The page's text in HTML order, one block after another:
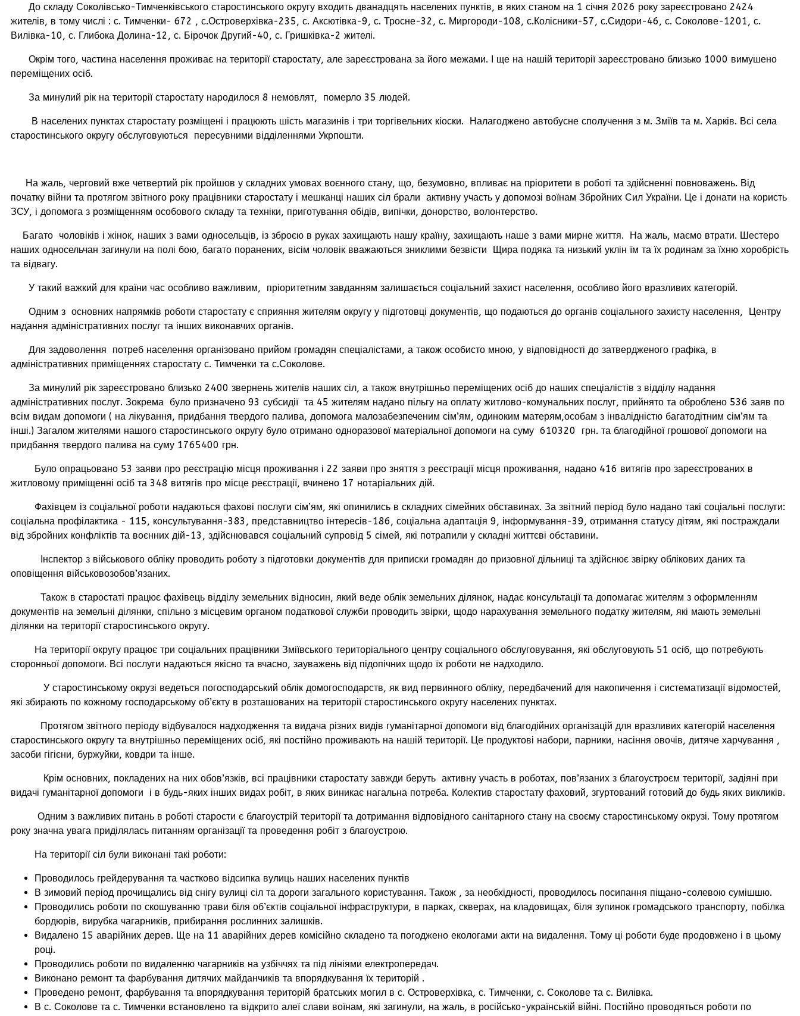
До складу Соколівсько-Тимченківського старостинського округу входить дванадцять населених пунктів, в яких станом на 1 січня 2026 року зареєстровано 2424
жителів, в тому числі : с. Тимченки- 672 , с.Островерхівка-235, с. Аксютівка-9, с. Тросне-32, с. Миргороди-108, с.Колісники-57, с.Сидори-46, с. Соколове-1201, с.
Вилівка-10, с. Глибока Долина-12, с. Бірочок Другий-40, с. Гришківка-2 жителі.
Окрім того, частина населення проживає на території старостату, але зареєстрована за його межами. І ще на нашій території зареєстровано близько 1000 вимушено
переміщених осіб.
За минулий рік на території старостату народилося 8 немовлят, померло 35 людей.
В населених пунктах старостату розміщені і працюють шість магазинів і три торгівельних кіоски. Налагоджено автобусне сполучення з м. Зміїв та м. Харків. Всі села
старостинського округу обслуговуються пересувними відділеннями Укрпошти.
На жаль, черговий вже четвертий рік пройшов у складних умовах воєнного стану, що, безумовно, впливає на пріоритети в роботі та здійсненні повноважень. Від
початку війни та протягом звітного року працівники старостату і мешканці наших сіл брали активну участь у допомозі воїнам Збройних Сил України. Це і донати на користь
ЗСУ, і допомога з розміщенням особового складу та техніки, приготування обідів, випічки, донорство, волонтерство.
Багато чоловіків і жінок, наших з вами односельців, із зброєю в руках захищають нашу країну, захищають наше з вами мирне життя. На жаль, маємо втрати. Шестеро
наших односельчан загинули на полі бою, багато поранених, вісім чоловік вважаються зниклими безвісти Щира подяка та низький уклін їм та їх родинам за їхню хоробрість
та відвагу.
У такий важкий для країни час особливо важливим, пріоритетним завданням залишається соціальний захист населення, особливо його вразливих категорій.
Одним з основних напрямків роботи старостату є сприяння жителям округу у підготовці документів, що подаються до органів соціального захисту населення, Центру
надання адміністративних послуг та інших виконавчих органів.
Для задоволення потреб населення організовано прийом громадян спеціалістами, а також особисто мною, у відповідності до затвердженого графіка, в
адміністративних приміщеннях старостату с. Тимченки та с.Соколове.
За минулий рік зареєстровано близько 2400 звернень жителів наших сіл, а також внутрішньо переміщених осіб до наших спеціалістів з відділу надання
адміністративних послуг. Зокрема було призначено 93 субсидії та 45 жителям надано пільгу на оплату житлово-комунальних послуг, прийнято та оброблено 536 заяв по
всім видам допомоги ( на лікування, придбання твердого палива, допомога малозабезпеченим сім’ям, одиноким матерям,особам з інвалідністю багатодітним сім’ям та
інші.) Загалом жителями нашого старостинського округу було отримано одноразової матеріальної допомоги на суму 610320 грн. та благодійної грошової допомоги на
придбання твердого палива на суму 1765400 грн.
Було опрацьовано 53 заяви про реєстрацію місця проживання і 22 заяви про зняття з реєстрації місця проживання, надано 416 витягів про зареєстрованих в
житловому приміщенні осіб та 348 витягів про місце реєстрації, вчинено 17 нотаріальних дій.
Фахівцем із соціальної роботи надаються фахові послуги сім’ям, які опинились в складних сімейних обставинах. За звітний період було надано такі соціальні послуги:
соціальна профілактика - 115, консультування-383, представництво інтересів-186, соціальна адаптація 9, інформування-39, отримання статусу дітям, які постраждали
від збройних конфліктів та воєнних дій-13, здійснювався соціальний супровід 5 сімей, які потрапили у складні життєві обставини.
Інспектор з військового обліку проводить роботу з підготовки документів для приписки громадян до призовної дільниці та здійснює звірку облікових даних та
оповіщення військовозобов’язаних.
Також в старостаті працює фахівець відділу земельних відносин, який веде облік земельних ділянок, надає консультації та допомагає жителям з оформленням
документів на земельні ділянки, спільно з місцевим органом податкової служби проводить звірки, щодо нарахування земельного податку жителям, які мають земельні
ділянки на території старостинського округу.
На території округу працює три соціальних працівники Зміївського територіального центру соціального обслуговування, які обслуговують 51 осіб, що потребують
сторонньої допомоги. Всі послуги надаються якісно та вчасно, зауважень від підопічних щодо їх роботи не надходило.
У старостинському окрузі ведеться погосподарський облік домогосподарств, як вид первинного обліку, передбачений для накопичення і систематизації відомостей,
які збирають по кожному господарському об’єкту в розташованих на території старостинського округу населених пунктах.
Протягом звітного періоду відбувалося надходження та видача різних видів гуманітарної допомоги від благодійних організацій для вразливих категорій населення
старостинського округу та внутрішньо переміщених осіб, які постійно проживають на нашій території. Це продуктові набори, парники, насіння овочів, дитяче харчування ,
засоби гігієни, буржуйки, ковдри та інше.
Крім основних, покладених на них обов’язків, всі працівники старостату завжди беруть активну участь в роботах, пов’язаних з благоустроєм території, задіяні при
видачі гуманітарної допомоги і в будь-яких інших видах робіт, в яких виникає нагальна потреба. Колектив старостату фаховий, згуртований готовий до будь яких викликів.
Одним з важливих питань в роботі старости є благоустрій території та дотримання відповідного санітарного стану на своєму старостинському окрузі. Тому протягом
року значна увага приділялась питанням організації та проведення робіт з благоустрою.
На території сіл були виконані такі роботи:
Проводилось грейдерування та частково відсипка вулиць наших населених пунктів
В зимовий період прочищались від снігу вулиці сіл та дороги загального користування. Також , за необхідності, проводилось посипання піщано-солевою сумішшю.
Проводились роботи по скошуванню трави біля об’єктів соціальної інфраструктури, в парках, скверах, на кладовищах, біля зупинок громадського транспорту, побілка
бордюрів, вирубка чагарників, прибирання рослинних залишків.
Видалено 15 аварійних дерев. Ще на 11 аварійних дерев комісійно складено та погоджено екологами акти на видалення. Тому ці роботи буде продовжено і в цьому
році.
Проводились роботи по видаленню чагарників на узбіччях та під лініями електропередач.
Виконано ремонт та фарбування дитячих майданчиків та впорядкування їх територій .
Проведено ремонт, фарбування та впорядкування територій братських могил в с. Островерхівка, с. Тимченки, с. Соколове та с. Вилівка.
В с. Соколове та с. Тимченки встановлено та відкрито алеї слави воїнам, які загинули, на жаль, в російсько-українській війні. Постійно проводяться роботи по